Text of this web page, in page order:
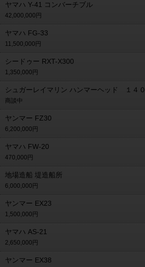
ヤマハ Y-41 コンバーチブル
42,000,000円
ヤマハ FG-33
11,500,000円
シードゥー RXT-X300
1,350,000円
シュガーレイマリン ハンマーヘッド １４０
商談中
ヤンマー FZ30
6,200,000円
ヤマハ FW-20
470,000円
地場造船 堤造船所
6,000,000円
ヤンマー EX23
1,500,000円
ヤマハ AS-21
2,650,000円
ヤンマー EX38